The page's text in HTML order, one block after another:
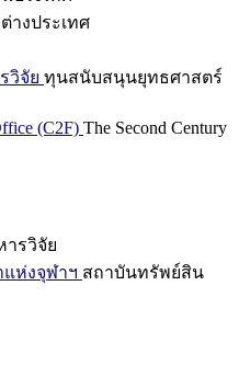
างประเทศ
วิจัย ทุนสนับสนุนยุทธศาสตร์
(C2F) The Second Century
ารวิจัย
ห่งจุฬาฯ สถาบันทรัพย์สิน